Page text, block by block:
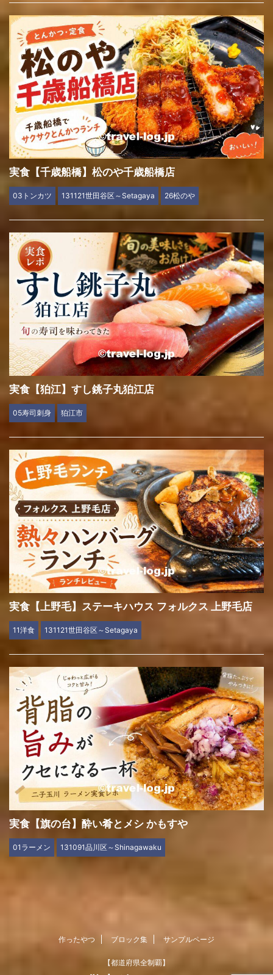
実食【千歳船橋】松のや千歳船橋店
03トンカツ 131121世田谷区～Setagaya 26松のや
実食【狛江】すし銚子丸狛江店
05寿司刺身 狛江市
実食【上野毛】ステーキハウス フォルクス 上野毛店
11洋食 131121世田谷区～Setagaya
実食【旗の台】酔い肴とメシ かもすや
01ラーメン 131091品川区～Shinagawaku
作ったやつ ブロック集 サンプルページ
【都道府県全制覇】